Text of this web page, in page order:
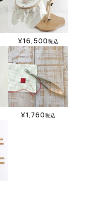
¥16,500税込
¥1,760税込